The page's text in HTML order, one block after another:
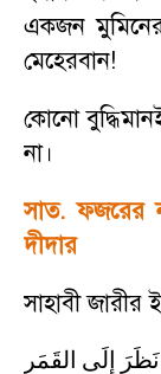
একজন
মেহেরবান!
কোনো
না।
সাত. ফজরের
দীদার
সাহাবী জারীর
نَظَرَ إِلَى القَمَرِ